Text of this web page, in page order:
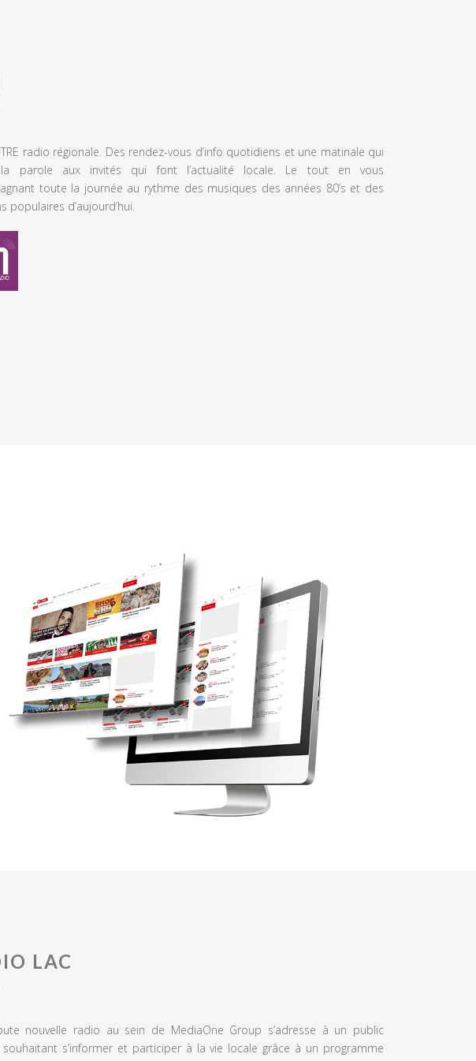
radio régionale. Des rendez-vous d’info quotidiens et une matinale qui
parole aux invités qui font l’actualité locale. Le tout en vous
toute la journée au rythme des musiques des années 80’s et des
populaires d’aujourd’hui.
LAC
nouvelle radio au sein de MediaOne Group s’adresse à un public
souhaitant s’informer et participer à la vie locale grâce à un programme